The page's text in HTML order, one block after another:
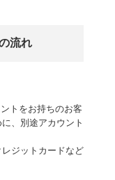
流れ
トをお持ちのお客
、別途アカウント
ジットカードなど